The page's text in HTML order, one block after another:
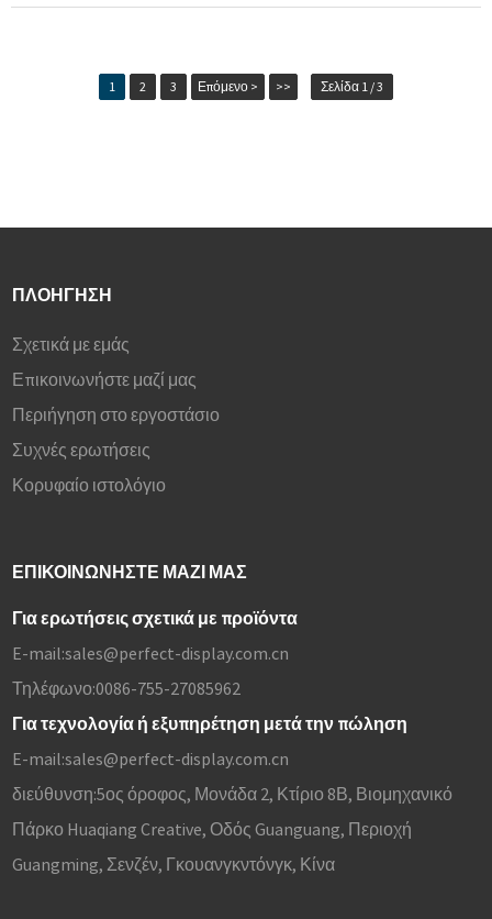
1 2 3 Επόμενο > >> Σελίδα 1 / 3
ΠΛΟΉΓΗΣΗ
Σχετικά με εμάς
Επικοινωνήστε μαζί μας
Περιήγηση στο εργοστάσιο
Συχνές ερωτήσεις
Κορυφαίο ιστολόγιο
ΕΠΙΚΟΙΝΩΝΉΣΤΕ ΜΑΖΊ ΜΑΣ
Για ερωτήσεις σχετικά με προϊόντα
E-mail:sales@perfect-display.com.cn
Τηλέφωνο:0086-755-27085962
Για τεχνολογία ή εξυπηρέτηση μετά την πώληση
E-mail:sales@perfect-display.com.cn
διεύθυνση:5ος όροφος, Μονάδα 2, Κτίριο 8Β, Βιομηχανικό
Πάρκο Huaqiang Creative, Οδός Guanguang, Περιοχή
Guangming, Σενζέν, Γκουανγκντόνγκ, Κίνα